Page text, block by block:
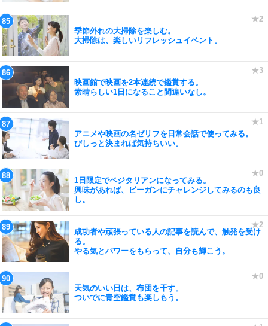
季節外れの大掃除を楽しむ。
大掃除は、楽しいリフレッシュイベント。
映画館で映画を2本連続で鑑賞する。
素晴らしい1日になること間違いなし。
アニメや映画の名ゼリフを日常会話で使ってみる。
びしっと決まれば気持ちいい。
1日限定でベジタリアンになってみる。
興味があれば、ビーガンにチャレンジしてみるのも良
し。
成功者や頑張っている人の記事を読んで、触発を受け
る。
やる気とパワーをもらって、自分も輝こう。
天気のいい日は、布団を干す。
ついでに青空鑑賞も楽しもう。